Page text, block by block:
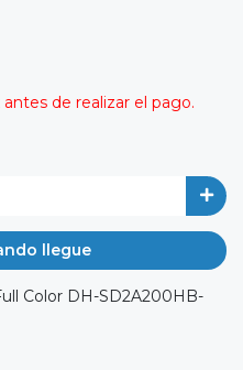
de realizar el pago.
llegue
Color DH-SD2A200HB-